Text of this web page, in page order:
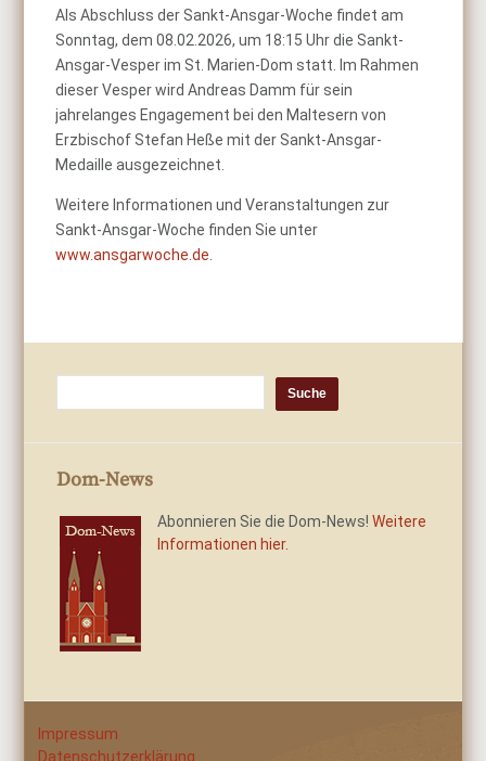
Als Abschluss der Sankt-Ansgar-Woche findet am
Sonntag, dem 08.02.2026, um 18:15 Uhr die Sankt-
Ansgar-Vesper im St. Marien-Dom statt. Im Rahmen
dieser Vesper wird Andreas Damm für sein
jahrelanges Engagement bei den Maltesern von
Erzbischof Stefan Heße mit der Sankt-Ansgar-
Medaille ausgezeichnet.
Weitere Informationen und Veranstaltungen zur
Sankt-Ansgar-Woche finden Sie unter
www.ansgarwoche.de
Dom-News
Abonnieren Sie die Dom-News!Weitere
Informationen hier.
Impressum
Datenschutzerklärung